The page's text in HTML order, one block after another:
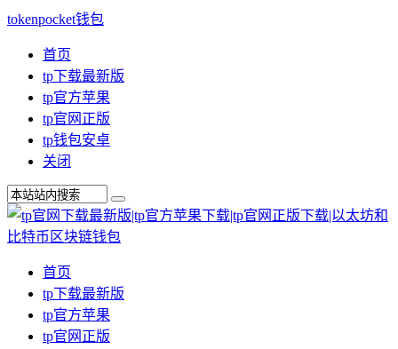
tokenpocket钱包
首页
tp下载最新版
tp官方苹果
tp官网正版
tp钱包安卓
关闭
首页
tp下载最新版
tp官方苹果
tp官网正版